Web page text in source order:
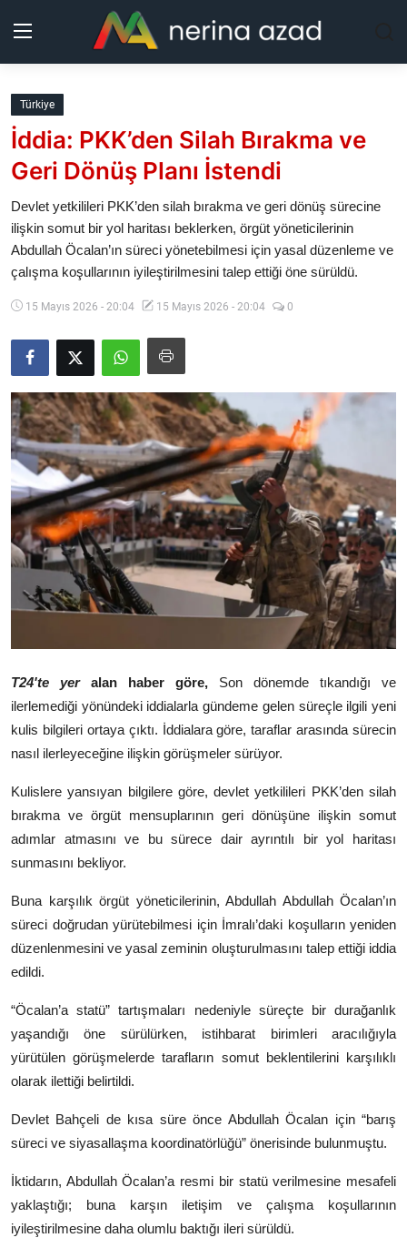
Kurdistan
Bölgeler
Güncel
Analiz
Galeri
Video
Yazarlar
Arşiv
İletişim
Türkçe Kurdi
Türkiye
İddia: PKK’den Silah Bırakma ve
Geri Dönüş Planı İstendi
Devlet yetkilileri PKK’den silah bırakma ve geri dönüş sürecine
ilişkin somut bir yol haritası beklerken, örgüt yöneticilerinin
Abdullah Öcalan’ın süreci yönetebilmesi için yasal düzenleme ve
çalışma koşullarının iyileştirilmesini talep ettiği öne sürüldü.
15 Mayıs 2026 - 20:04 15 Mayıs 2026 - 20:04 0
T24'te yer alan haber göre, Son dönemde tıkandığı ve
ilerlemediği yönündeki iddialarla gündeme gelen süreçle ilgili yeni
kulis bilgileri ortaya çıktı. İddialara göre, taraflar arasında sürecin
nasıl ilerleyeceğine ilişkin görüşmeler sürüyor.
Kulislere yansıyan bilgilere göre, devlet yetkilileri PKK’den silah
bırakma ve örgüt mensuplarının geri dönüşüne ilişkin somut
adımlar atmasını ve bu sürece dair ayrıntılı bir yol haritası
sunmasını bekliyor.
Buna karşılık örgüt yöneticilerinin, Abdullah Abdullah Öcalan’ın
süreci doğrudan yürütebilmesi için İmralı’daki koşulların yeniden
düzenlenmesini ve yasal zeminin oluşturulmasını talep ettiği iddia
edildi.
“Öcalan’a statü” tartışmaları nedeniyle süreçte bir durağanlık
yaşandığı öne sürülürken, istihbarat birimleri aracılığıyla
yürütülen görüşmelerde tarafların somut beklentilerini karşılıklı
olarak ilettiği belirtildi.
Devlet Bahçeli de kısa süre önce Abdullah Öcalan için “barış
süreci ve siyasallaşma koordinatörlüğü” önerisinde bulunmuştu.
İktidarın, Abdullah Öcalan’a resmi bir statü verilmesine mesafeli
yaklaştığı; buna karşın iletişim ve çalışma koşullarının
iyileştirilmesine daha olumlu baktığı ileri sürüldü.